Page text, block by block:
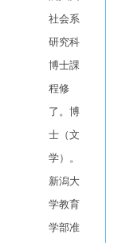
社会系
研究科
博士課
程修
了。博
士（文
学）。
新潟大
学教育
学部准